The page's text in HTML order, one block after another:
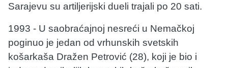
Sarajevu su artiljerijski dueli trajali po 20 sati.
1993 - U saobraćajnoj nesreći u Nemačkoj
poginuo je jedan od vrhunskih svetskih
košarkaša Dražen Petrović (28), koji je bio i